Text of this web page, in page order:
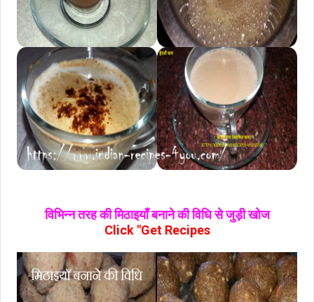
विभिन्न तरह की मिठाइयाँ बनाने की विधि से जुड़ी खोज
Click "Get Recipes